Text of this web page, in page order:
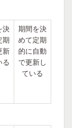
決
期
新
る
期間を決
めて定期
的に自動
で更新し
ている